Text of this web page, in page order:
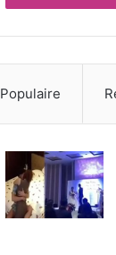
Populaire